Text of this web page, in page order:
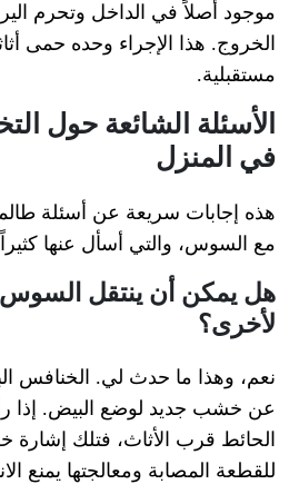
موجود أصلاً في الداخل وتحرم
الخروج. هذا الإجراء وحده حمى
مستقبلية.
الأسئلة الشائعة حول
في المنزل
هذه إجابات سريعة عن أسئلة
مع السوس، والتي أسأل عنها
هل يمكن أن ينتقل
لأخرى؟
نعم، وهذا ما حدث لي. الخنافس
عن خشب جديد لوضع البيض. إذا
الحائط قرب الأثاث، فتلك إشارة
للقطعة المصابة ومعالجتها يمنع